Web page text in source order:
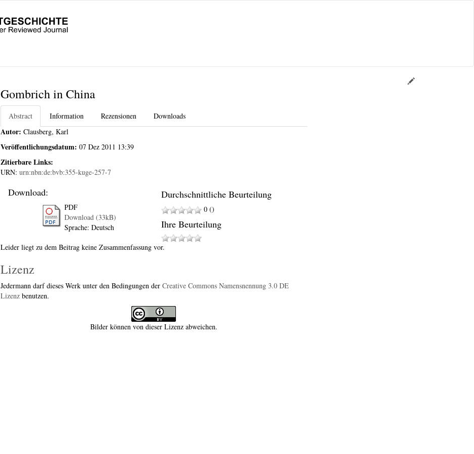
Gombrich in China
Abstract Information Rezensionen Downloads
Autor: Clausberg, Karl
Veröffentlichungsdatum: 07 Dez 2011 13:39
Zitierbare Links:
URN: urn:nbn:de:bvb:355-kuge-257-7
Download:
PDF
Download (33kB)
Sprache: Deutsch
Durchschnittliche Beurteilung
0 ()
Ihre Beurteilung
Leider liegt zu dem Beitrag keine Zusammenfassung vor.
Lizenz
Jedermann darf dieses Werk unter den Bedingungen der Creative Commons Namensnennung 3.0 DE
Lizenzbenutzen.
Bilder können von dieser Lizenz abweichen.